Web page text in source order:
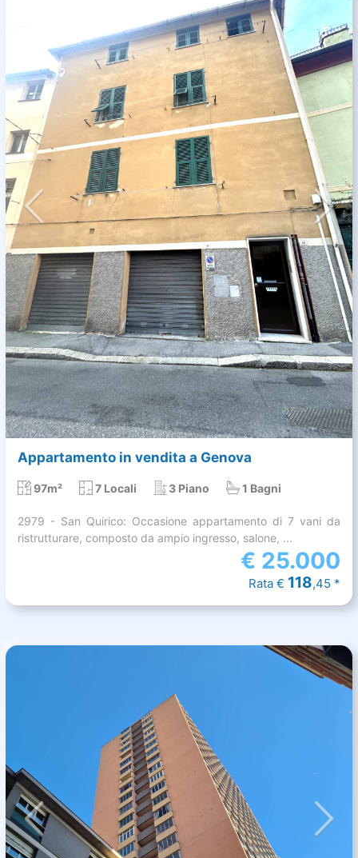
Appartamento in vendita a Genova
97m² 7 Locali 3 Piano 1 Bagni
2979 - San Quirico: Occasione appartamento di 7 vani da
ristrutturare, composto da ampio ingresso, salone, ...
€ 25.000
Rata € 118,45 *